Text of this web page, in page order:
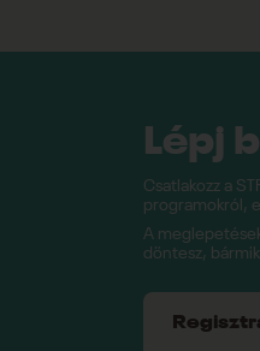
Lépj
Csatlakozz a
programokról,
A
döntesz,